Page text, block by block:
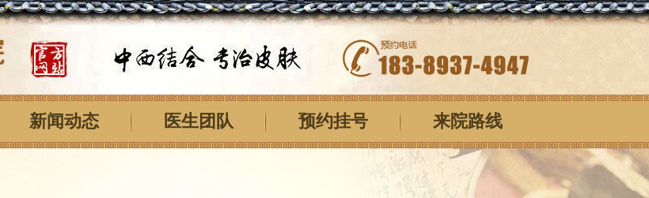
新闻动态 医生团队 预约挂号 来院路线